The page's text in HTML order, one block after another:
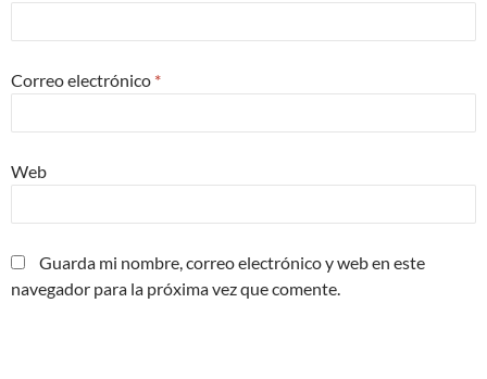
Correo electrónico *
Web
Guarda mi nombre, correo electrónico y web en este
navegador para la próxima vez que comente.